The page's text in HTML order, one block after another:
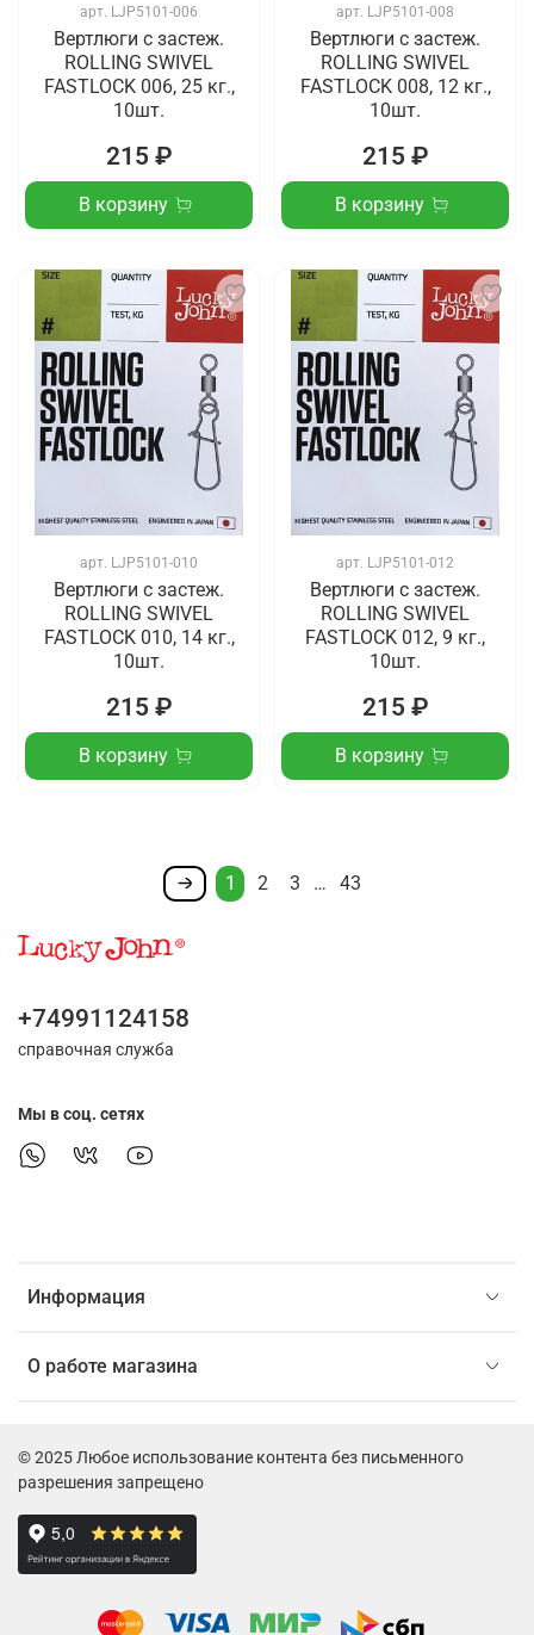
арт. LJP5101-006
Вертлюги c застеж.
ROLLING SWIVEL
FASTLOCK 006, 25 кг.,
10шт.
215 ₽
В корзину
арт. LJP5101-008
Вертлюги c застеж.
ROLLING SWIVEL
FASTLOCK 008, 12 кг.,
10шт.
215 ₽
В корзину
арт. LJP5101-010
Вертлюги c застеж.
ROLLING SWIVEL
FASTLOCK 010, 14 кг.,
10шт.
215 ₽
В корзину
арт. LJP5101-012
Вертлюги c застеж.
ROLLING SWIVEL
FASTLOCK 012, 9 кг.,
10шт.
215 ₽
В корзину
1 2 3 … 43
Информация
О работе магазина
+74991124158
справочная служба
Мы в соц. сетях
© 2025 Любое использование контента без письменного
разрешения запрещено